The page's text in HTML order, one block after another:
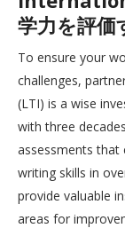
学力を評価
To ensure your
challenges,
(LTI) is a wise
with three
assessments that
writing skills in
provide valuable
areas for